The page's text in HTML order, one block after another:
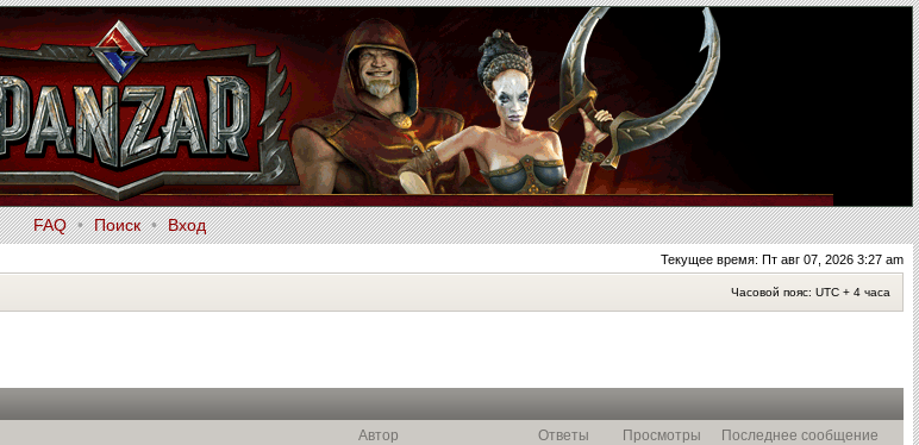
FAQ • Поиск • Вход
Текущее время: Пт авг 07, 2026 3:27 am
Часовой пояс: UTC + 4 часа
Автор Ответы Просмотры Последнее сообщение